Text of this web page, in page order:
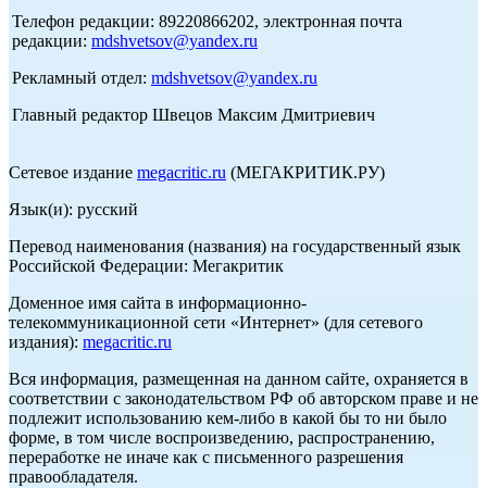
Телефон редакции: 89220866202, электронная почта
редакции: mdshvetsov@yandex.ru
Рекламный отдел: mdshvetsov@yandex.ru
Главный редактор Швецов Максим Дмитриевич
Сетевое издание megacritic.ru (МЕГАКРИТИК.РУ)
Язык(и): русский
Перевод наименования (названия) на государственный язык
Российской Федерации: Мегакритик
Доменное имя сайта в информационно-
телекоммуникационной сети «Интернет» (для сетевого
издания): megacritic.ru
Вся информация, размещенная на данном сайте, охраняется в
соответствии с законодательством РФ об авторском праве и не
подлежит использованию кем-либо в какой бы то ни было
форме, в том числе воспроизведению, распространению,
переработке не иначе как с письменного разрешения
правообладателя.